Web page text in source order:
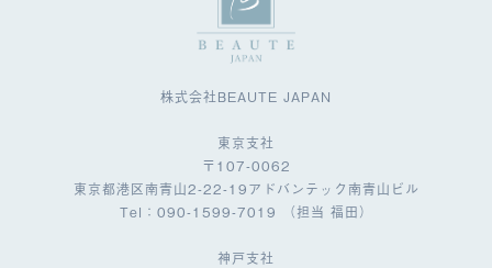
株式会社BEAUTE JAPAN
東京支社
〒107-0062
東京都港区南青山2-22-19アドバンテック南青山ビル
Tel：090-1599-7019 （担当 福田）
神戸支社